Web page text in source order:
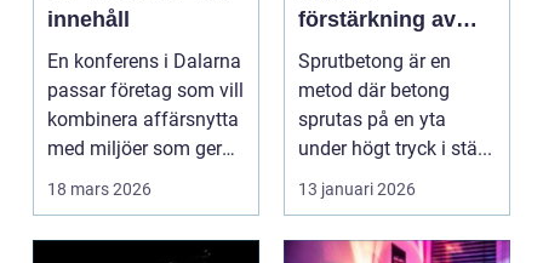
innehåll
En konferens i Dalarna
passar företag som vill
kombinera affärsnytta
med miljöer som ger
lugn, fokus...
18 mars 2026
förstärkning av
berg och betong
Sprutbetong är en
metod där betong
sprutas på en yta
under högt tryck i stä...
13 januari 2026